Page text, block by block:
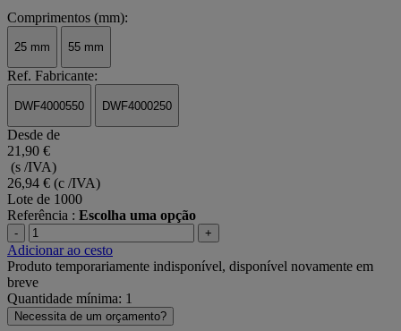
Comprimentos (mm):
25 mm 55 mm
Ref. Fabricante:
DWF4000550 DWF4000250
Desde de
21,90 €
(s /IVA)
26,94 € (c /IVA)
Lote de 1000
Referência : Escolha uma opção
- +
Adicionar ao cesto
Produto temporariamente indisponível, disponível novamente em
breve
Quantidade mínima: 1
Necessita de um orçamento?